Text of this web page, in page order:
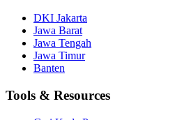
DKI Jakarta
Jawa Barat
Jawa Tengah
Jawa Timur
Banten
Tools & Resources